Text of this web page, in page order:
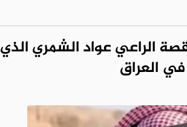
الراعي عواد الشمري الذي
العراق